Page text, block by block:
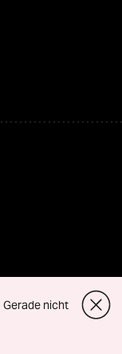
Gerade nicht